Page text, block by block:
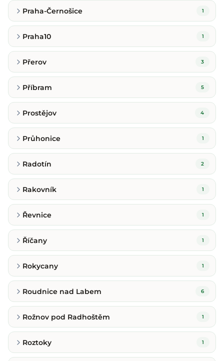
Praha-Černošice 1
Praha10 1
Přerov 3
Příbram 5
Prostějov 4
Průhonice 1
Radotín 2
Rakovník 1
Řevnice 1
Říčany 1
Rokycany 1
Roudnice nad Labem 6
Rožnov pod Radhoštěm 1
Roztoky 1